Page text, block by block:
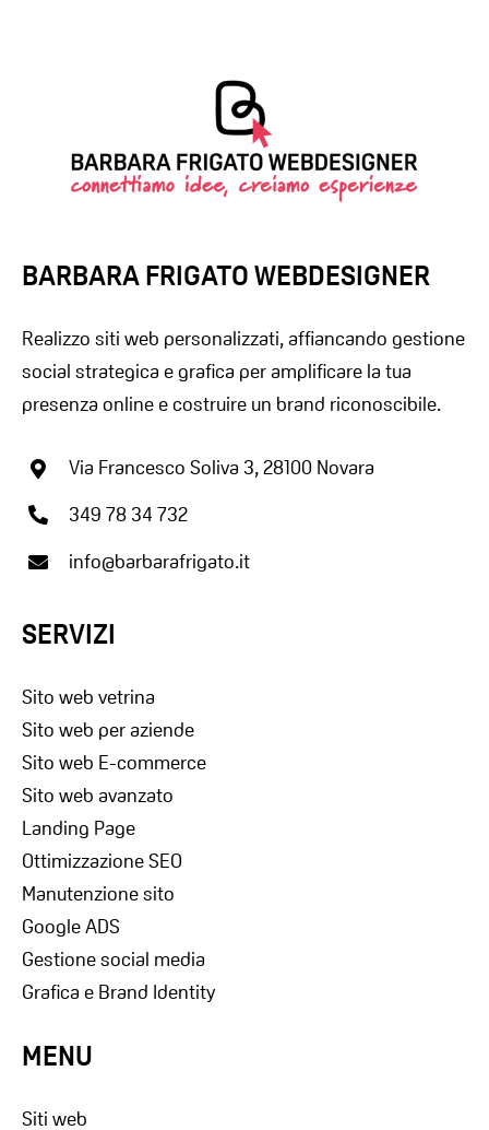
BARBARA FRIGATO WEBDESIGNER
Realizzo siti web personalizzati, affiancando gestione
social strategica e grafica per amplificare la tua
presenza online e costruire un brand riconoscibile.
Via Francesco Soliva 3, 28100 Novara
349 78 34 732
info@barbarafrigato.it
SERVIZI
Sito web vetrina
Sito web per aziende
Sito web E-commerce
Sito web avanzato
Landing Page
Ottimizzazione SEO
Manutenzione sito
Google ADS
Gestione social media
Grafica e Brand Identity
MENU
Siti web